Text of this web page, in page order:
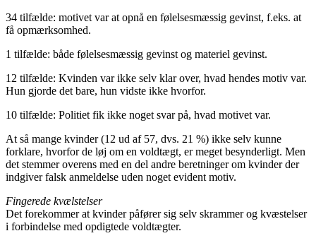
34 tilfælde: motivet var at opnå en følelsesmæssig gevinst, f.eks. at
få opmærksomhed.
1 tilfælde: både følelsesmæssig gevinst og materiel gevinst.
12 tilfælde: Kvinden var ikke selv klar over, hvad hendes motiv var.
Hun gjorde det bare, hun vidste ikke hvorfor.
10 tilfælde: Politiet fik ikke noget svar på, hvad motivet var.
At så mange kvinder (12 ud af 57, dvs. 21 %) ikke selv kunne
forklare, hvorfor de løj om en voldtægt, er meget besynderligt. Men
det stemmer overens med en del andre beretninger om kvinder der
indgiver falsk anmeldelse uden noget evident motiv.
Fingerede kvælstelser
Det forekommer at kvinder påfører sig selv skrammer og kvæstelser
i forbindelse med opdigtede voldtægter.